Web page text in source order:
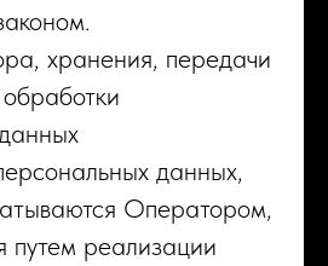
хранения, передачи
данных,
Оператором,
путем реализации